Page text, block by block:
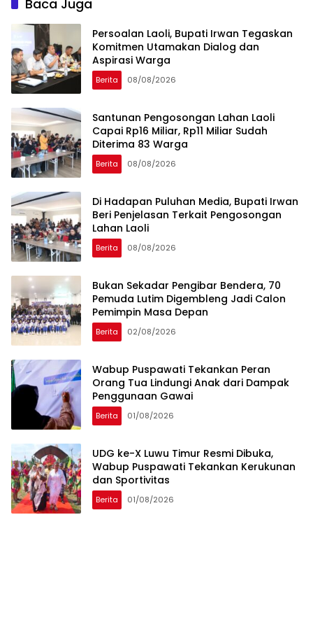
Baca Juga
Persoalan Laoli, Bupati Irwan Tegaskan
Komitmen Utamakan Dialog dan
Aspirasi Warga
Berita 08/08/2026
Santunan Pengosongan Lahan Laoli
Capai Rp16 Miliar, Rp11 Miliar Sudah
Diterima 83 Warga
Berita 08/08/2026
Di Hadapan Puluhan Media, Bupati Irwan
Beri Penjelasan Terkait Pengosongan
Lahan Laoli
Berita 08/08/2026
‎Bukan Sekadar Pengibar Bendera, 70
Pemuda Lutim Digembleng Jadi Calon
Pemimpin Masa Depan
Berita 02/08/2026
Wabup Puspawati Tekankan Peran
Orang Tua Lindungi Anak dari Dampak
Penggunaan Gawai
Berita 01/08/2026
UDG ke-X Luwu Timur Resmi Dibuka,
Wabup Puspawati Tekankan Kerukunan
dan Sportivitas
Berita 01/08/2026